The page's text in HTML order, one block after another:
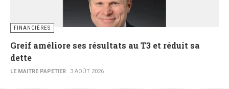
FINANCIÈRES
Greif améliore ses résultats au T3 et réduit sa
dette
LE MAITRE PAPETIER 3 AOÛT 2026